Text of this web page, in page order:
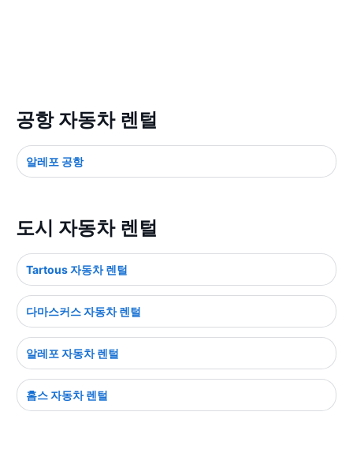
공항 자동차 렌털
알레포 공항
도시 자동차 렌털
Tartous 자동차 렌털
다마스커스 자동차 렌털
알레포 자동차 렌털
홈스 자동차 렌털